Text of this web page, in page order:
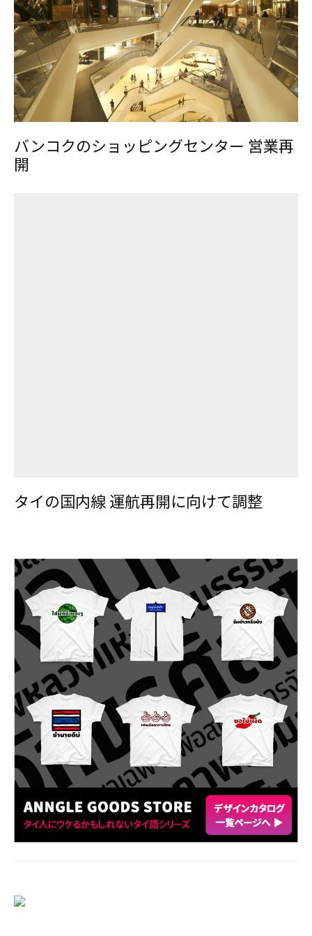
バンコクのショッピングセンター 営業再
開
タイの国内線 運航再開に向けて調整